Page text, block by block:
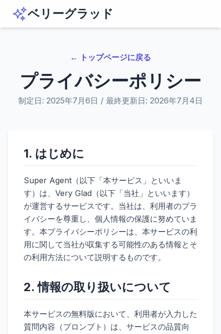
ベリーグラッド
← トップページに戻る
プライバシーポリシー
制定日: 2025年7月6日 / 最終更新日: 2026年7月4日
1. はじめに
Super Agent（以下「本サービス」といいま
す）は、Very Glad（以下「当社」といいます）
が運営するサービスです。当社は、利用者のプラ
イバシーを尊重し、個人情報の保護に努めていま
す。本プライバシーポリシーは、本サービスの利
用に関して当社が収集する可能性のある情報とそ
の利用方法について説明するものです。
2. 情報の取り扱いについて
本サービスの無料版において、利用者が入力した
質問内容（プロンプト）は、サービスの品質向